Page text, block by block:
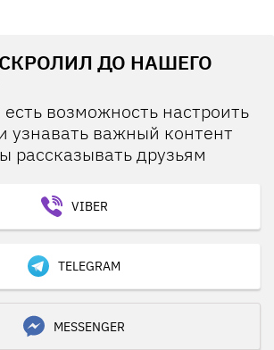
ДО НАШЕГО
есть возможность настроить
узнавать важный контент
рассказывать друзьям
VIBER
TELEGRAM
MESSENGER